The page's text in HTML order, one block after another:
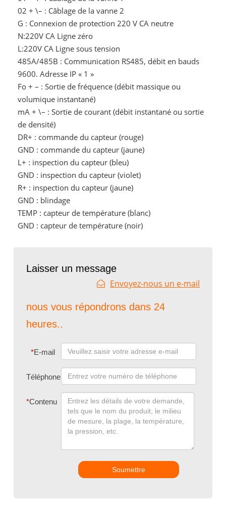
02 + \– : Câblage de la vanne 2
G : Connexion de protection 220 V CA neutre
N:220V CA Ligne zéro
L:220V CA Ligne sous tension
485A/485B : Communication RS485, débit en bauds
9600. Adresse IP « 1 »
Fo + – : Sortie de fréquence (débit massique ou
volumique instantané)
mA + \– : Sortie de courant (débit instantané ou sortie
de densité)
DR+ : commande du capteur (rouge)
GND : commande du capteur (jaune)
L+ : inspection du capteur (bleu)
GND : inspection du capteur (violet)
R+ : inspection du capteur (jaune)
GND : blindage
TEMP : capteur de température (blanc)
GND : capteur de température (noir)
Laisser un message
Envoyez-nous un e-mail
nous vous répondrons dans 24
heures..
*E-mail
Téléphone
*Contenu
Soumettre